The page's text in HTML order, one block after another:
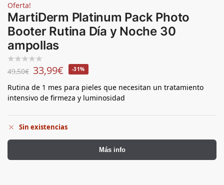
Oferta!
MartiDerm Platinum Pack Photo
Booter Rutina Día y Noche 30
ampollas
49,50€ 33,99€ -31%
Rutina de 1 mes para pieles que necesitan un tratamiento
intensivo de firmeza y luminosidad
Sin existencias
Más info